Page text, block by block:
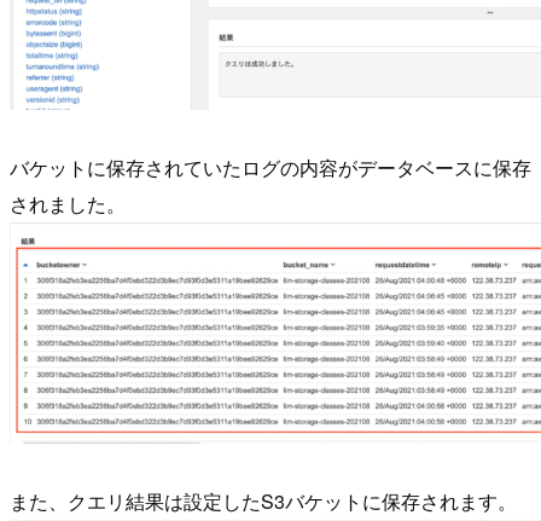
バケットに保存されていたログの内容がデータベースに保存
されました。
また、クエリ結果は設定したS3バケットに保存されます。